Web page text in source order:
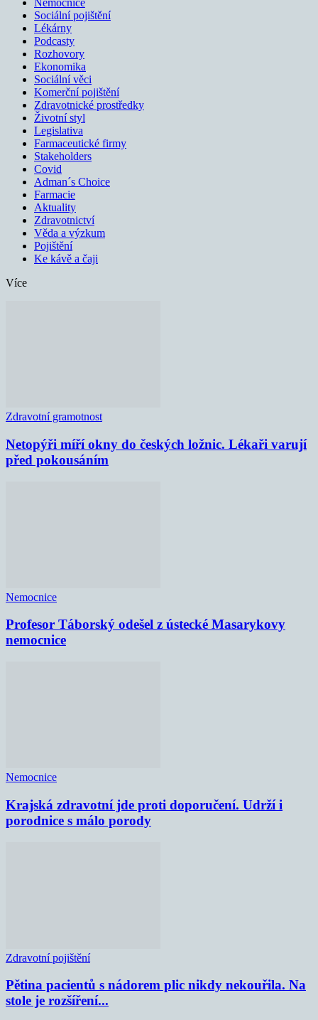
Nemocnice
Sociální pojištění
Lékárny
Podcasty
Rozhovory
Ekonomika
Sociální věci
Komerční pojištění
Zdravotnické prostředky
Životní styl
Legislativa
Farmaceutické firmy
Stakeholders
Covid
Adman´s Choice
Farmacie
Aktuality
Zdravotnictví
Věda a výzkum
Pojištění
Ke kávě a čaji
Více
Zdravotní gramotnost
Netopýři míří okny do českých ložnic. Lékaři varují
před pokousáním
Nemocnice
Profesor Táborský odešel z ústecké Masarykovy
nemocnice
Nemocnice
Krajská zdravotní jde proti doporučení. Udrží i
porodnice s málo porody
Zdravotní pojištění
Pětina pacientů s nádorem plic nikdy nekouřila. Na
stole je rozšíření...